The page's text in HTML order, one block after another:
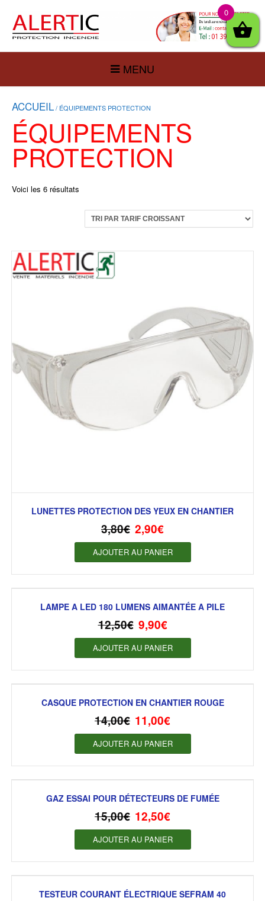
MENU
ACCUEIL/ ÉQUIPEMENTS PROTECTION
ÉQUIPEMENTS
PROTECTION
Voici les 6 résultats
LUNETTES PROTECTION DES YEUX EN CHANTIER
3,80€ 2,90€
AJOUTER AU PANIER
LAMPE A LED 180 LUMENS AIMANTÉE A PILE
12,50€ 9,90€
AJOUTER AU PANIER
CASQUE PROTECTION EN CHANTIER ROUGE
14,00€ 11,00€
AJOUTER AU PANIER
GAZ ESSAI POUR DÉTECTEURS DE FUMÉE
15,00€ 12,50€
AJOUTER AU PANIER
TESTEUR COURANT ÉLECTRIQUE SEFRAM 40
0